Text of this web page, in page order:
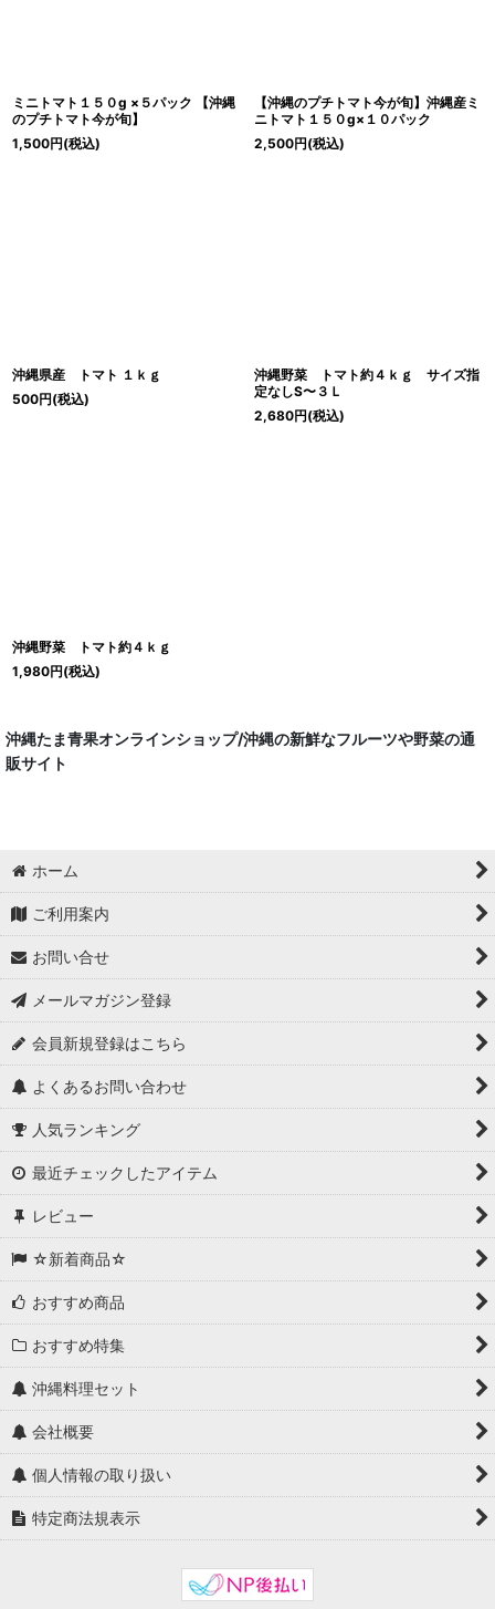
ミニトマト１５０g ×５パック 【沖縄
のプチトマト今が旬】
1,500円(税込)
【沖縄のプチトマト今が旬】沖縄産ミ
ニトマト１５０g×１０パック
2,500円(税込)
沖縄県産 トマト １ｋｇ
500円(税込)
沖縄野菜 トマト約４ｋｇ サイズ指
定なしS〜３Ｌ
2,680円(税込)
沖縄野菜 トマト約４ｋｇ
1,980円(税込)
沖縄たま青果オンラインショップ/沖縄の新鮮なフルーツや野菜の通
販サイト
ホーム
ご利用案内
お問い合せ
メールマガジン登録
会員新規登録はこちら
よくあるお問い合わせ
人気ランキング
最近チェックしたアイテム
レビュー
☆新着商品☆
おすすめ商品
おすすめ特集
沖縄料理セット
会社概要
個人情報の取り扱い
特定商法規表示